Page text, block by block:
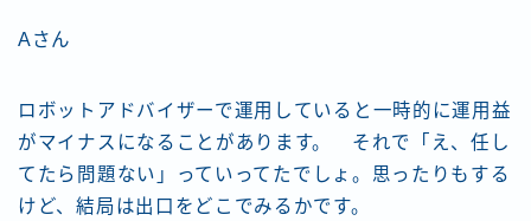
Aさん
ロボットアドバイザーで運用していると一時的に運用益
がマイナスになることがあります。 それで
「え、任し
てたら問題ない」
っていってたでしょ。思ったりもする
けど、結局は出口をどこでみるかです。